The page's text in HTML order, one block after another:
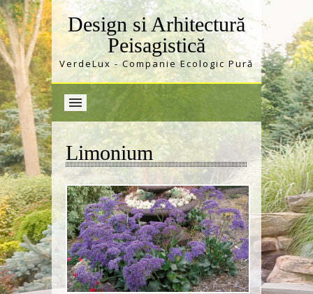
Design si Arhitectură
Peisagistică
VerdeLux - Companie Ecologic Pură
Limonium